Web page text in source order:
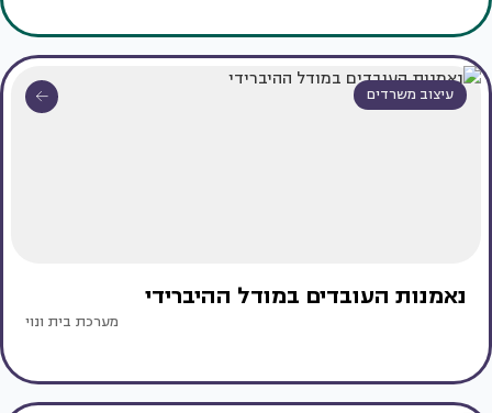
עיצוב משרדים
נאמנות העובדים במודל ההיברידי
מערכת בית ונוי